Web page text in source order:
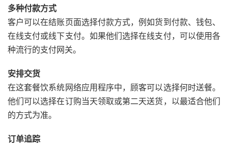
多种付款方式
客户可以在结账页面选择付款方式，例如货到付款、钱包、
在线支付或线下支付。如果他们选择在线支付，可以使用各
种流行的支付网关。
安排交货
在这套餐饮系统网络应用程序中，顾客可以选择何时送餐。
他们可以选择在订购当天领取或第二天送货，以最适合他们
的方式为准。
订单追踪